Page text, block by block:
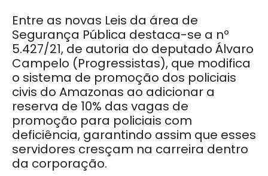
Entre as novas Leis da área de
Segurança Pública destaca-se a nº
5.427/21, de autoria do deputado Álvaro
Campelo (Progressistas), que modifica
o sistema de promoção dos policiais
civis do Amazonas ao adicionar a
reserva de 10% das vagas de
promoção para policiais com
deficiência, garantindo assim que esses
servidores cresçam na carreira dentro
da corporação.